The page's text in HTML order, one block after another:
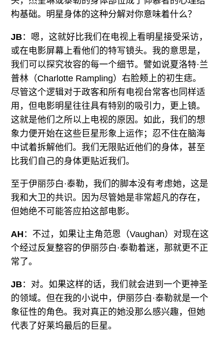
构基础。明星身体的这种分解对你意味着什么？
JB：嗯，这就好比我们在电视上看明星接受采访，
或在电影屏幕上看他们的特写镜头。我的意思是，
我们可以探究妆容的每一个细节。譬如说夏洛特·兰
普林（Charlotte Rampling）右脸颊上的初生痣。
尽管这个逻辑对于政客和所有电视台常客也同样适
用，但电影明星往往具有特别的吸引力，更上镜。
这就是他们之所以上电视的原因。如此，我们的想
象力便开始在这些巨星形象上运作；忍不住在脑海
中试着拆解他们。我们无限贴近他们的身体，甚至
比我们自己的身体更贴近我们。
至于伊丽莎白·泰勒，我们的脚本没有考虑她，这是
我和大卫的共识。因为尽管她是非常超凡的存在，
但她绝不可能答应拍这部电影。
AH ：不过，如果让主角范恩（Vaughan）对现在这
个经过反复整容的伊丽莎白·泰勒着迷，那就更不正
常了。
JB：对。如果这样的话，我们就会进到一个更神圣
的领域。但在我的小说中，伊丽莎白·泰勒就是一个
象征性的角色。我对真正的她没那么感兴趣，但她
代表了好莱坞最后的巨星。